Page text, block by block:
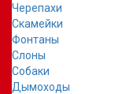
Черепахи
Скамейки
Фонтаны
Слоны
Собаки
Дымоходы